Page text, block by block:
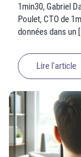
1min30, Gabriel
Poulet, CTO de
données dans un
Lire l'article